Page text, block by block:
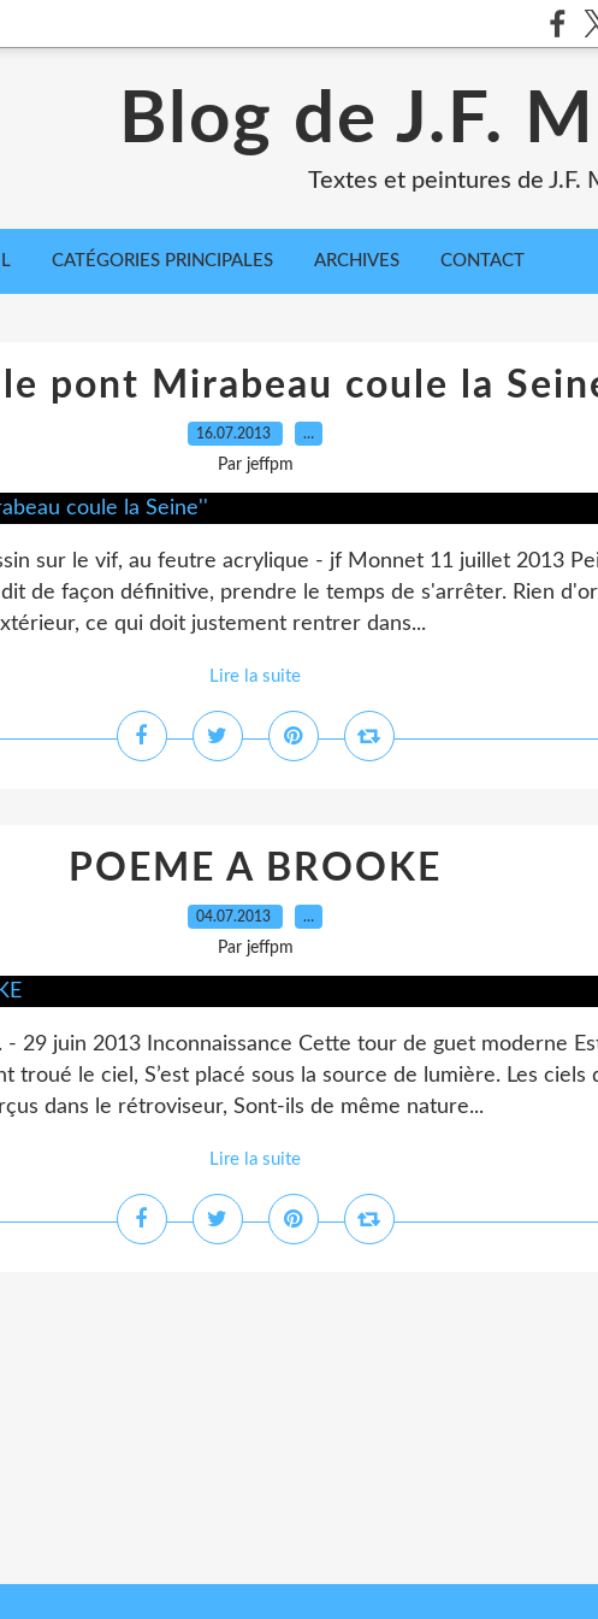
Blog de J.F.
Textes et peintures de J.F.
CATÉGORIES PRINCIPALES ARCHIVES CONTACT
pont Mirabeau coule la
16.07.2013 …
Par jeffpm
sur le vif, au feutre acrylique - jf Monnet 11 juillet 2013
de façon définitive, prendre le temps de s'arrêter. Rien
ce qui doit justement rentrer dans...
Lire la suite
POEME A BROOKE
04.07.2013 …
Par jeffpm
- 29 juin 2013 Inconnaissance Cette tour de guet moderne
troué le ciel, S’est placé sous la source de lumière. Les ciels
dans le rétroviseur, Sont-ils de même nature...
Lire la suite